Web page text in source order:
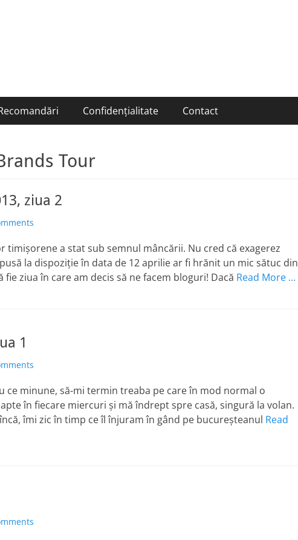
Confidențialitate Contact
Tour
ziua 2
timişorene a stat sub semnul mâncării. Nu cred că exagerez
la dispoziţie în data de 12 aprilie ar fi hrănit un mic sătuc din
ziua în care am decis să ne facem bloguri! Dacă Read More …
1
ce minune, să-mi termin treaba pe care în mod normal o
în fiecare miercuri şi mă îndrept spre casă, singură la volan.
îmi zic în timp ce îl înjuram în gând pe bucureşteanul Read